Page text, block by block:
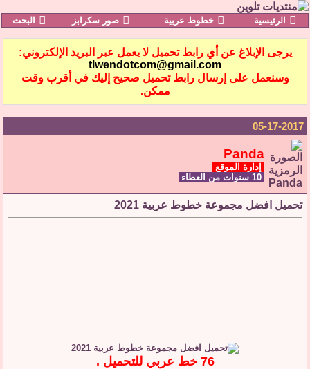
الرئيسية خطوط عربية صور سكرابز البحث
يرجى الإبلاغ عن أي رابط تحميل لا يعمل عبر البريد الإلكتروني:
tlwendotcom@gmail.com
وسنعمل على إرسال رابط تحميل صحيح إليك في أقرب وقت
ممكن.
05-17-2017
Panda
إدارة الموقع
تحميل افضل مجموعة خطوط عربية 2021
76 خط عربي للتحميل .